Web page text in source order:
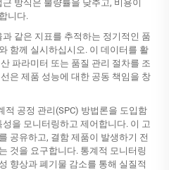
방식은 불량률을 낮추고, 비용이
니다.
같은 지표를 추적하는 정기적인 품
함께 실시하십시오. 이 데이터를 활
파라미터 또는 품질 관리 절차를 조
은 제품 성능에 대한 공동 책임을 창
적 공정 관리(SPC) 방법론을 도입함
을 모니터링하고 제어합니다. 이 고
공유하고, 결함 제품이 발생하기 전
것을 요구합니다. 통계적 모니터링
향상과 폐기물 감소를 통해 실질적